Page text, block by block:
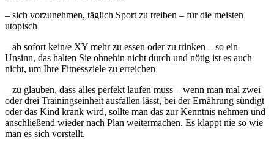
– sich vorzunehmen, täglich Sport zu treiben – für die meisten
utopisch
– ab sofort kein/e XY mehr zu essen oder zu trinken – so ein
Unsinn, das halten Sie ohnehin nicht durch und nötig ist es auch
nicht, um Ihre Fitnessziele zu erreichen
– zu glauben, dass alles perfekt laufen muss – wenn man mal zwei
oder drei Trainingseinheit ausfallen lässt, bei der Ernährung sündigt
oder das Kind krank wird, sollte man das zur Kenntnis nehmen und
anschließend wieder nach Plan weitermachen. Es klappt nie so wie
man es sich vorstellt.